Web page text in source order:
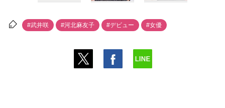
#武井咲 #河北麻友子 #デビュー #女優